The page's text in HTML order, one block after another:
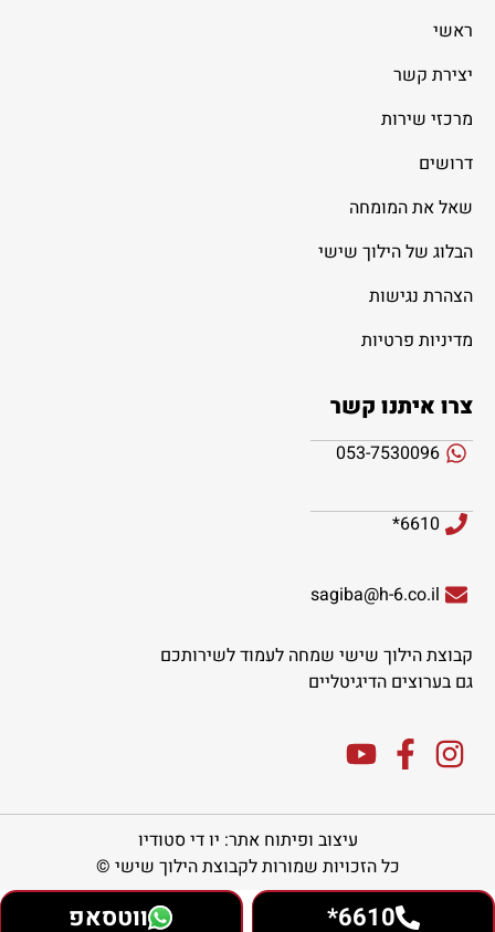
6610* ווטסאפ
ראשי
יצירת קשר
מרכזי שירות
דרושים
שאל את המומחה
הבלוג של הילוך שישי
הצהרת נגישות
מדיניות פרטיות
צרו איתנו קשר
053-7530096
6610*
sagiba@h-6.co.il
קבוצת הילוך שישי שמחה לעמוד לשירותכם
גם בערוצים הדיגיטליים
עיצוב ופיתוח אתר: יו די סטודיו
כל הזכויות שמורות לקבוצת הילוך שישי ©